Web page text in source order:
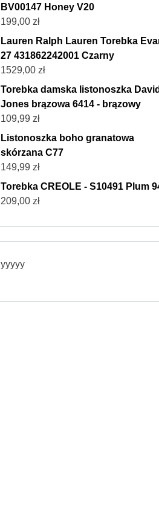
BV00147 Honey V20
199,00 zł
Lauren Ralph Lauren Torebka
27 431862242001 Czarny
1529,00 zł
Torebka damska listonoszka David
Jones brązowa 6414 - brązowy
109,99 zł
Listonoszka boho granatowa
skórzana C77
149,99 zł
Torebka CREOLE - S10491 Plum
209,00 zł
yyyyy